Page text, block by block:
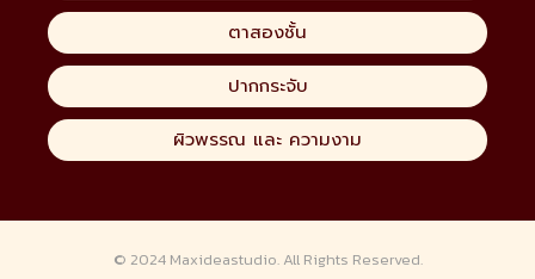
ตาสองชั้น
ปากกระจับ
ผิวพรรณ และ ความงาม
© 2024 Maxideastudio.All Rights Reserved.